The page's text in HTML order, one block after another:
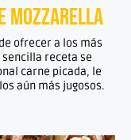
mozzarella
ofrecer a los más
sencilla receta se
carne picada, le
aún más jugosos.